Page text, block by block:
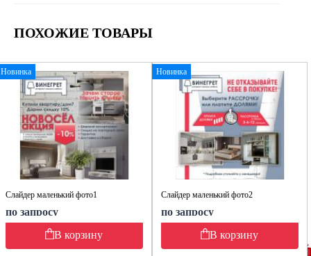
ПОХОЖИЕ ТОВАРЫ
Новинка
Слайдер маленький фото1
по запросу
В корзину
Новинка
Слайдер маленький фото2
по запросу
В корзину